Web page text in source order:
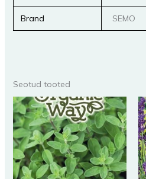
Brand SEMO
Seotud tooted